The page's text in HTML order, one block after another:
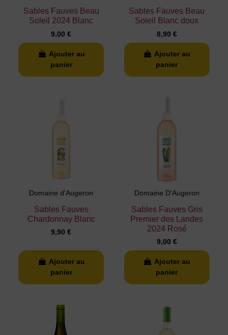
Sables Fauves Beau
Soleil 2024 Blanc
9,00 €
Ajouter au
panier
Sables Fauves Beau
Soleil Blanc doux
8,90 €
Ajouter au
panier
Domaine d'Augeron
Sables Fauves
Chardonnay Blanc
9,90 €
Ajouter au
panier
Domaine D'Augeron
Sables Fauves Gris
Premier des Landes
2024 Rosé
9,00 €
Ajouter au
panier